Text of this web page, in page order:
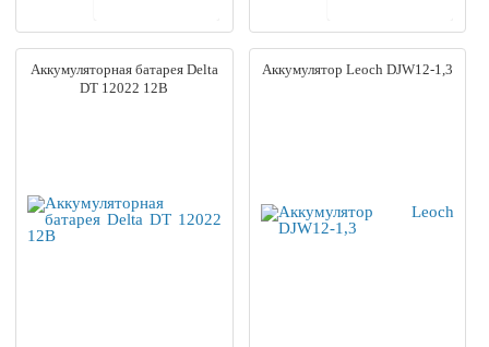
Аккумуляторная батарея Delta
DT 12022 12В
Аккумулятор Leoch DJW12-1,3